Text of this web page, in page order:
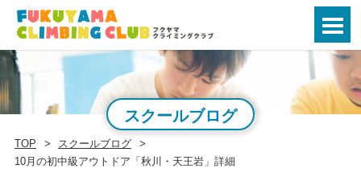
スクールブログ
TOP
スクールブログ
10月の初中級アウトドア「秋川・天王岩」詳細